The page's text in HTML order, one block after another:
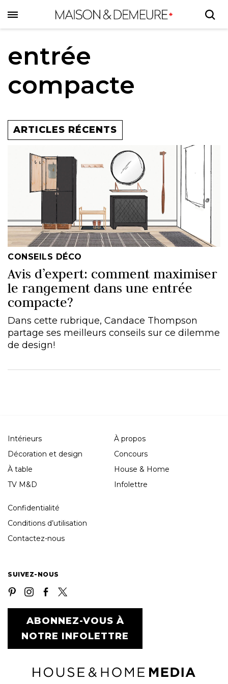
to
main
entrée
compacte
ARTICLES RÉCENTS
CONSEILS DÉCO
Avis d’expert: comment maximiser
le rangement dans une entrée
compacte?
Dans cette rubrique, Candace Thompson
partage ses meilleurs conseils sur ce dilemme
de design!
Intérieurs
Décoration et design
À table
TV M&D
À propos
Concours
House & Home
Infolettre
Confidentialité
Conditions d’utilisation
Contactez-nous
SUIVEZ-NOUS
ABONNEZ-VOUS À
NOTRE INFOLETTRE